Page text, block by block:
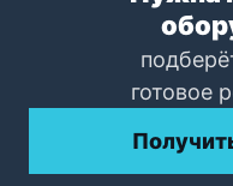
готовое